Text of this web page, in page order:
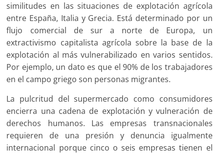
similitudes en las situaciones de explotación agrícola
entre España, Italia y Grecia. Está determinado por un
flujo comercial de sur a norte de Europa, un
extractivismo capitalista agrícola sobre la base de la
explotación al más vulnerabilizado en varios sentidos.
Por ejemplo, un dato es que el 90% de los trabajadores
en el campo griego son personas migrantes.
La pulcritud del supermercado como consumidores
encierra una cadena de explotación y vulneración de
derechos humanos. Las empresas transnacionales
requieren de una presión y denuncia igualmente
internacional porque cinco o seis empresas tienen el